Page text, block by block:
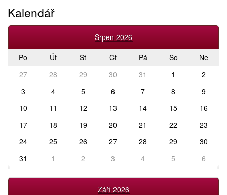
Kalendář
Srpen 2026
Po
Út St Čt Pá So
Ne
27
28 29 30 31 1
2
3
4 5 6 7 8
9
10
11 12 13 14 15
16
17
18 19 20 21 22
23
24
25 26 27 28 29
30
31
1 2 3 4 5 6
Září 2026